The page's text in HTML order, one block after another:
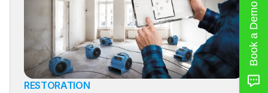
RESTORATION
Book a Demo